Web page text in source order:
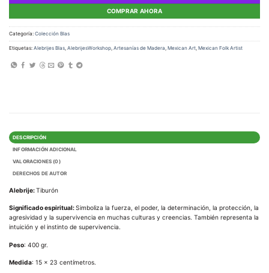
COMPRAR AHORA
Categoría: Colección Blas
Etiquetas: Alebrijes Blas, AlebrijesWorkshop, Artesanías de Madera, Mexican Art, Mexican Folk Artist
DESCRIPCIÓN
INFORMACIÓN ADICIONAL
VALORACIONES (0)
DERECHOS DE AUTOR
Alebrije:Tiburón
Significado espiritual:Simboliza la fuerza, el poder, la determinación, la protección, la
agresividad y la supervivencia en muchas culturas y creencias. También representa la
intuición y el instinto de supervivencia.
Peso: 400 gr.
Medida: 15 x 23 centímetros.